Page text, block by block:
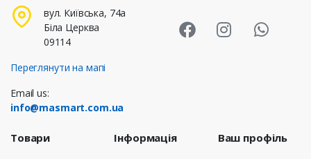
вул. Київська, 74а
Біла Церква
09114
Переглянути на мапі
Email us:
info@masmart.com.ua
Товари Інформація Ваш профіль